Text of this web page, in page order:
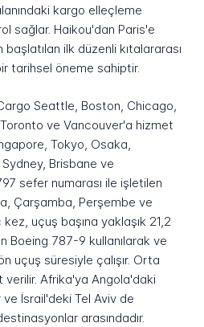
kargo elleçleme
sağlar. Haikou'dan Paris'e
ilk düzenli kıtalararası
tarihsel öneme sahiptir.
Seattle, Boston, Chicago,
ve Vancouver'a hizmet
Tokyo, Osaka,
Brisbane ve
sefer numarası ile işletilen
Çarşamba, Perşembe ve
uçuş başına yaklaşık 21,2
Boeing 787-9 kullanılarak ve
uçuş süresiyle çalışır. Orta
verilir. Afrika'ya Angola'daki
ve İsrail'deki Tel Aviv de
arasındadır.